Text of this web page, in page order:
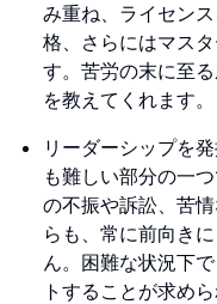
み重ね、ライセン
格、さらにはマス
す。苦労の末に至
を教えてくれます。
リーダーシップを
も難しい部分の一
の不振や訴訟、苦
らも、常に前向き
ん。困難な状況下
トすることが求めら